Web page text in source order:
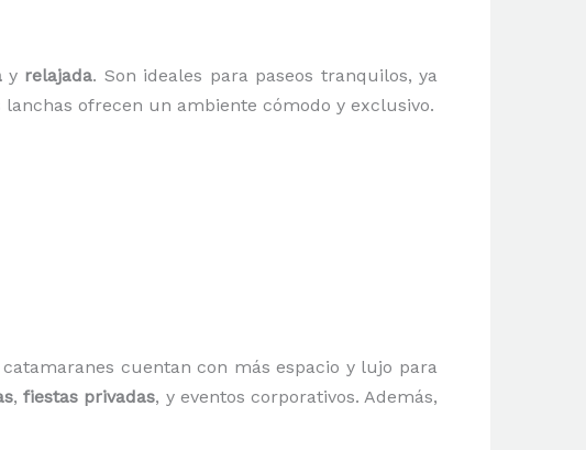
y relajada. Son ideales para paseos tranquilos, ya
ofrecen un ambiente cómodo y exclusivo.
cuentan con más espacio y lujo para
,fiestas privadas, y eventos corporativos. Además,